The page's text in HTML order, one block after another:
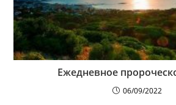
Ежедневное
06/09/2022